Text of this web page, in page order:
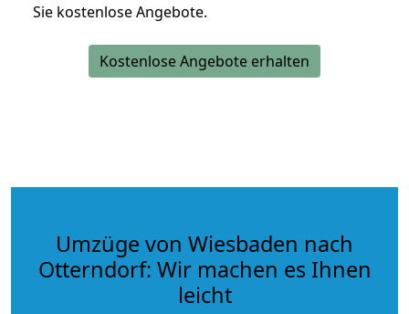
Sie kostenlose Angebote.
Kostenlose Angebote erhalten
Umzüge von Wiesbaden nach
Otterndorf: Wir machen es Ihnen
leicht